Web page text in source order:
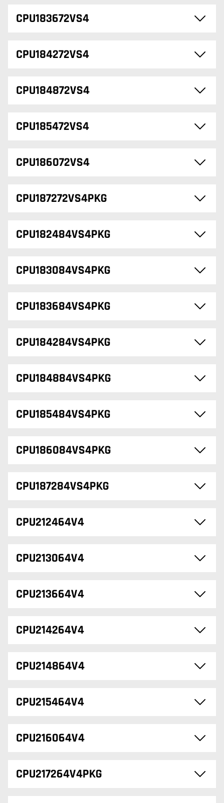
CPU183672VS4
CPU184272VS4
CPU184872VS4
CPU185472VS4
CPU186072VS4
CPU187272VS4PKG
CPU182484VS4PKG
CPU183084VS4PKG
CPU183684VS4PKG
CPU184284VS4PKG
CPU184884VS4PKG
CPU185484VS4PKG
CPU186084VS4PKG
CPU187284VS4PKG
CPU212464V4
CPU213064V4
CPU213664V4
CPU214264V4
CPU214864V4
CPU215464V4
CPU216064V4
CPU217264V4PKG